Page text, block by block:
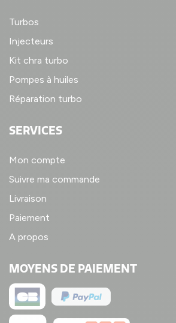
Turbos
Injecteurs
Kit chra turbo
Pompes à huiles
Réparation turbo
SERVICES
Mon compte
Suivre ma commande
Livraison
Paiement
A propos
MOYENS DE PAIEMENT